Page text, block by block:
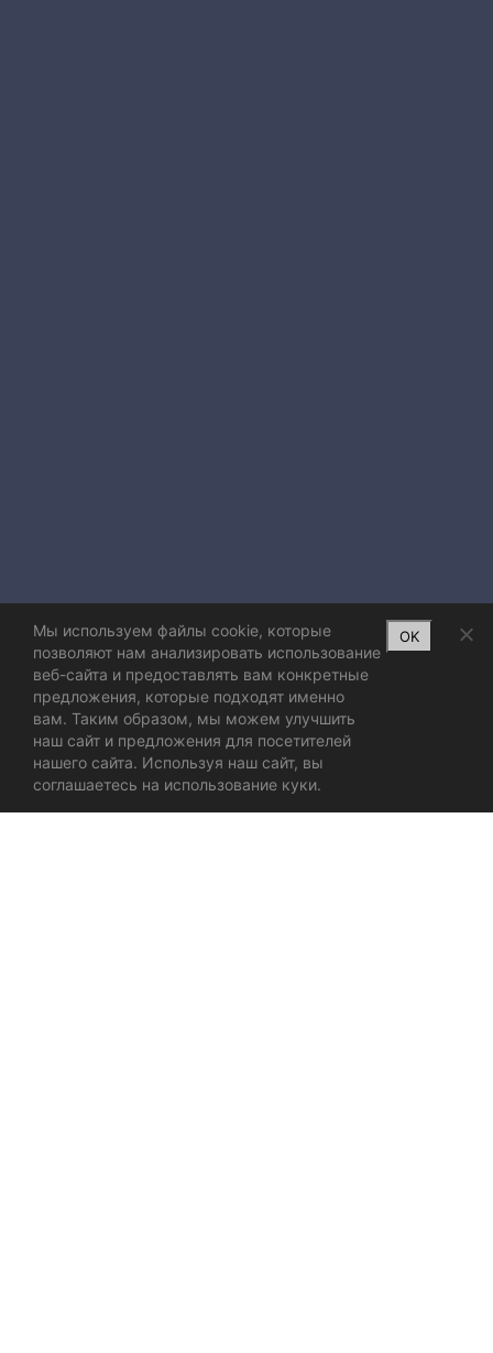
Мы используем файлы cookie, которые
позволяют нам анализировать использование
веб-сайта и предоставлять вам конкретные
предложения, которые подходят именно
вам. Таким образом, мы можем улучшить
наш сайт и предложения для посетителей
нашего сайта. Используя наш сайт, вы
соглашаетесь на использование куки.
OK